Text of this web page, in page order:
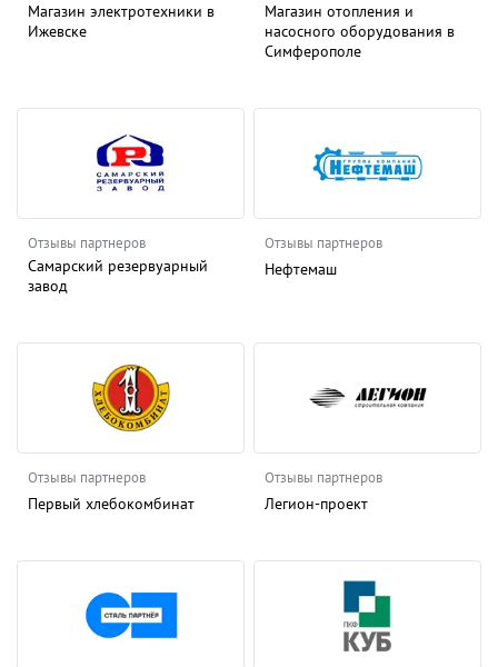
Магазин электротехники в
Ижевске
Магазин отопления и
насосного оборудования в
Симферополе
Отзывы партнеров
Самарский резервуарный
завод
Отзывы партнеров
Нефтемаш
Отзывы партнеров
Первый хлебокомбинат
Отзывы партнеров
Легион-проект